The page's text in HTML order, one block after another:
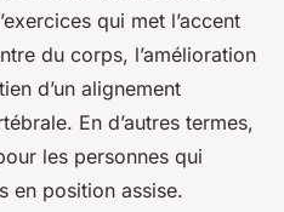
qui met l’accent
du corps, l’amélioration
d’un alignement
En d’autres termes,
les personnes qui
en position assise.